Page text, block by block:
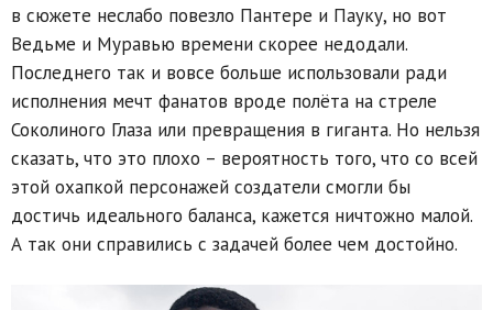
в сюжете неслабо повезло Пантере и Пауку, но вот
Ведьме и Муравью времени скорее недодали.
Последнего так и вовсе больше использовали ради
исполнения мечт фанатов вроде полёта на стреле
Соколиного Глаза или превращения в гиганта. Но нельзя
сказать, что это плохо – вероятность того, что со всей
этой охапкой персонажей создатели смогли бы
достичь идеального баланса, кажется ничтожно малой.
А так они справились с задачей более чем достойно.